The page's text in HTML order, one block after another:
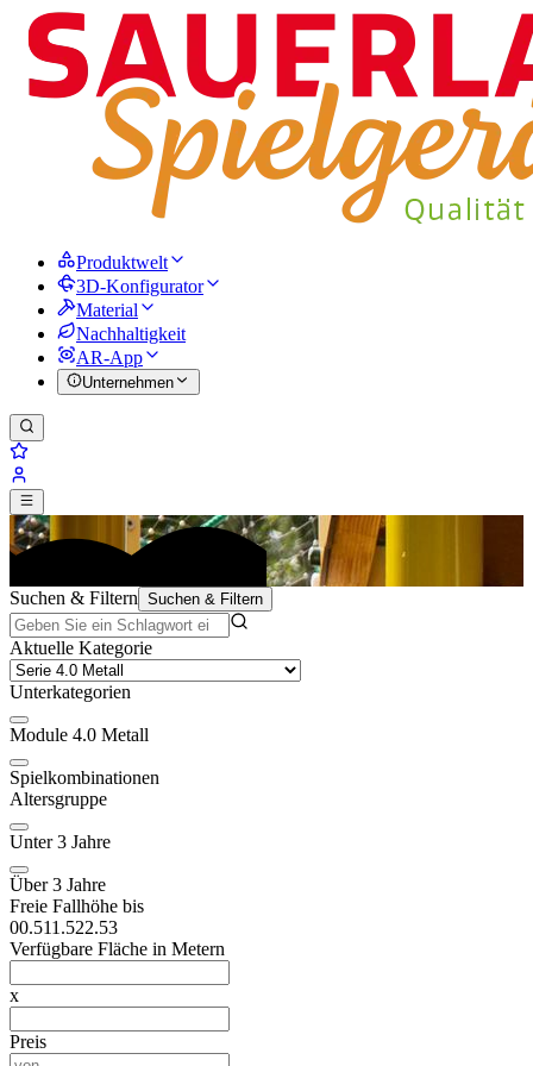
Produktwelt
3D-Konfigurator
Material
Nachhaltigkeit
AR-App
Unternehmen
Suchen & Filtern Suchen & Filtern
Aktuelle Kategorie
Unterkategorien
Module 4.0 Metall
Spielkombinationen
Altersgruppe
Unter 3 Jahre
Über 3 Jahre
Freie Fallhöhe bis
00.511.522.53
Verfügbare Fläche in Metern
x
Preis